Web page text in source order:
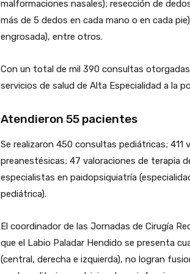
malformaciones nasales); resección de
más de 5 dedos en cada mano o en cada
engrosada), entre otros.
Con un total de mil 390 consultas
servicios de salud de Alta Especialidad a la
Atendieron 55 pacientes
Se realizaron 450 consultas pediátricas;
preanestésicas; 47 valoraciones de terapia
especialistas en paidopsiquiatría
pediátrica).
El coordinador de las Jornadas de Cirugía
que el Labio Paladar Hendido se presenta
(central, derecha e izquierda), no logran